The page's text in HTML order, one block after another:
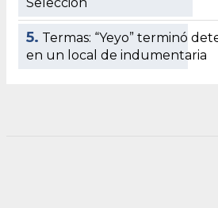
5. Termas: “Yeyo” terminó
en un local de indumentaria